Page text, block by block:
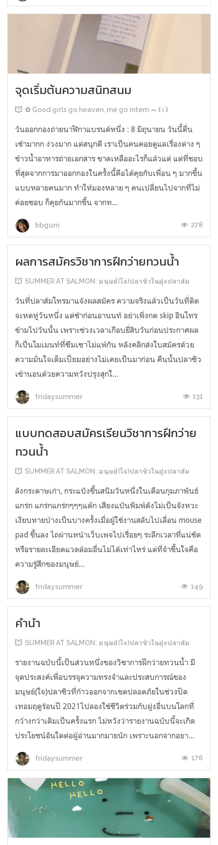
จุดเริ่มต้นความสนิทสนม
✿ Good girls go heaven, me go intern ꕀ ꒰ i ꒱
วันออกกองถ่ายนาฬิกาแบรนด์หนึ่ง : 8 มิถุนายน วันนี้ตื่น
เช้ามากก ง่วงมาก แต่สนุกดี เราเป็นคนคอยดูแลเรื่องต่าง ๆ
ข้าวน้ำอาหารถ่ายเอกสาร ขาดเหลืออะไรก็แล้วแต่ แต่ที่ชอบ
ที่สุดจากการมาออกกองในครั้งนี้คือได้คุยกับเพื่อน ๆ มากขึ้น
แบบหลายคนมาก ทำให้มองหลาย ๆ คนเปลี่ยนไปจากที่ไม่
ค่อยชอบ ก็คุยกันมากขึ้น จากท...
bbgum 278
ผลการสมัครวิชาการฝึกว่ายทวนน้ำ
SUMMER AT SALMON: มนุษย์(ใจ)ปลาซิวในฝูงปลาส้ม
วันที่ปลาส้มโทรมาแจ้งผลสมัคร ความจริงแล้วเป็นวันที่ติด
จะหดหู่วันหนึ่ง แต่ช้าก่อนอานนท์ อย่าเพิ่งกด skip อินโทร
ข้ามไปวันนั้น เพราะช่วงเวลาเกือบยี่สิบวันก่อนประกาศผล
ก็เป็นโมเมนท์ที่ซึมเซาไม่แพ้กัน หลังคลิกส่งใบสมัครด้วย
ความมั่นใจเต็มเปี่ยมอย่างไม่เคยเป็นมาก่อน คืนนั้นปลาซิว
เข้านอนด้วยความหวังปรุงสุกใ...
fridaysummer 131
แบบทดสอบสมัครเรียนวิชาการฝึกว่าย
ทวนน้ำ
SUMMER AT SALMON: มนุษย์(ใจ)ปลาซิวในฝูงปลาส้ม
ลังกระดาษเก่า, กระแป๋งขึ้นสนิมวันหนึ่งในเดือนกุมภาพันธ์
แกร่ก แกร่กแกร่กๆๆๆแต๊ก เสียงแป้นพิมพ์ดังไม่เป็นจังหวะ
เงียบหายบ้างเป็นบางครั้งเมื่อผู้ใช้งานสลับไปเลื่อน mouse
pad ขึ้นลง ไถผ่านหน้าเว็บเพจไปเรื่อยๆ ระลึกเวลาที่แน่ชัด
หรือรายละเอียดแวดล้อมอื่นไม่ได้เท่าไหร่ แต่ที่จำขึ้นใจคือ
ความรู้สึกของมนุษย์...
fridaysummer 149
คำนำ
SUMMER AT SALMON: มนุษย์(ใจ)ปลาซิวในฝูงปลาส้ม
รายงานฉบับนี้เป็นส่วนหนึ่งของวิชาการฝึกว่ายทวนน้ำ มี
จุดประสงค์เพื่อบรรจุความทรงจำและประสบการณ์ของ
มนุษย์(ใจ)ปลาซิวที่ก้าวออกจากเขตปลอดภัยในช่วงปิด
เทอมฤดูร้อนปี 2021ไปลองใช้ชีวิตร่วมกับฝูงอื่นบนโลกที่
กว้างกว่าเดิมเป็นครั้งแรก ไม่หวังว่ารายงานฉบับนี้จะเกิด
ประโยชน์อันใดต่อผู้อ่านมากมายนัก เพราะนอกจากอยา...
fridaysummer 176